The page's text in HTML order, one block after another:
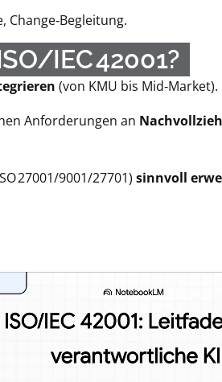
Change‑Begleitung.
IEC 42001?
(von KMU bis Mid‑Market).
Anforderungen an
27001/9001/27701) sinnvoll